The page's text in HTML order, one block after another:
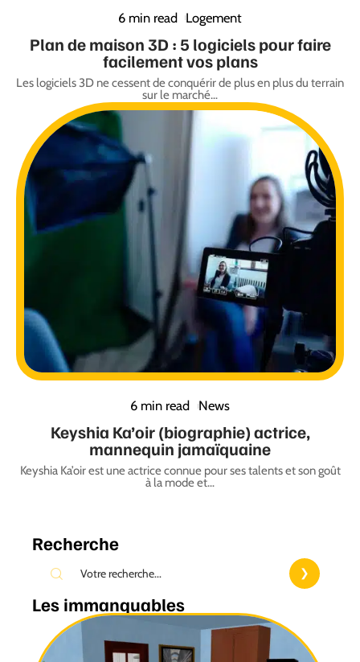
6 min read Logement
Plan de maison 3D : 5 logiciels pour faire
facilement vos plans
Les logiciels 3D ne cessent de conquérir de plus en plus du terrain
sur le marché…
6 min read News
Keyshia Ka’oir (biographie) actrice,
mannequin jamaïquaine
Keyshia Ka’oir est une actrice connue pour ses talents et son goût
à la mode et…
Recherche
Les immanquables